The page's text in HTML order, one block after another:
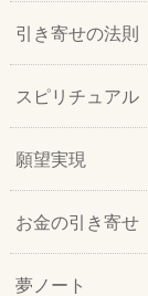
引き寄せの法則
スピリチュアル
願望実現
お金の引き寄せ
夢ノート